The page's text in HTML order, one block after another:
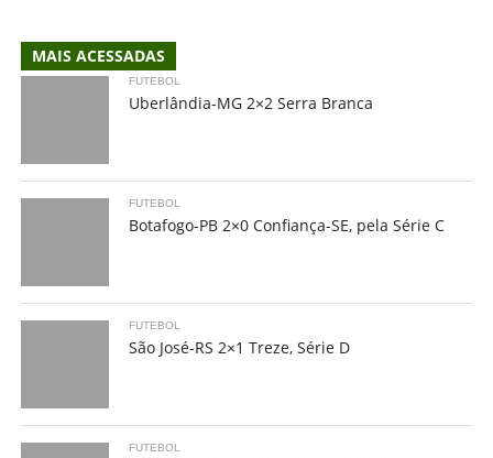
MAIS ACESSADAS
FUTEBOL
Uberlândia-MG 2×2 Serra Branca
FUTEBOL
Botafogo-PB 2×0 Confiança-SE, pela Série C
FUTEBOL
São José-RS 2×1 Treze, Série D
FUTEBOL